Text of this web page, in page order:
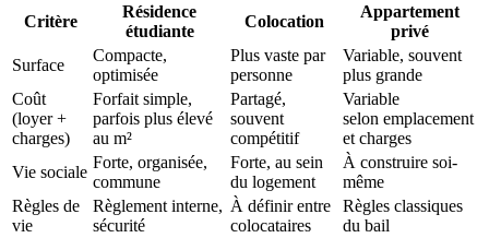
Critère
Résidence
étudiante
Colocation
Appartement
privé
Surface
Compacte,
optimisée
Plus vaste par
personne
Variable, souvent
plus grande
Coût
(loyer +
charges)
Forfait simple,
parfois plus élevé
au m²
Partagé,
souvent
compétitif
Variable
selon emplacement
et charges
Vie sociale
Forte, organisée,
commune
Forte, au sein
du logement
À construire soi-
même
Règles de
vie
Règlement interne,
sécurité
À définir entre
colocataires
Règles classiques
du bail